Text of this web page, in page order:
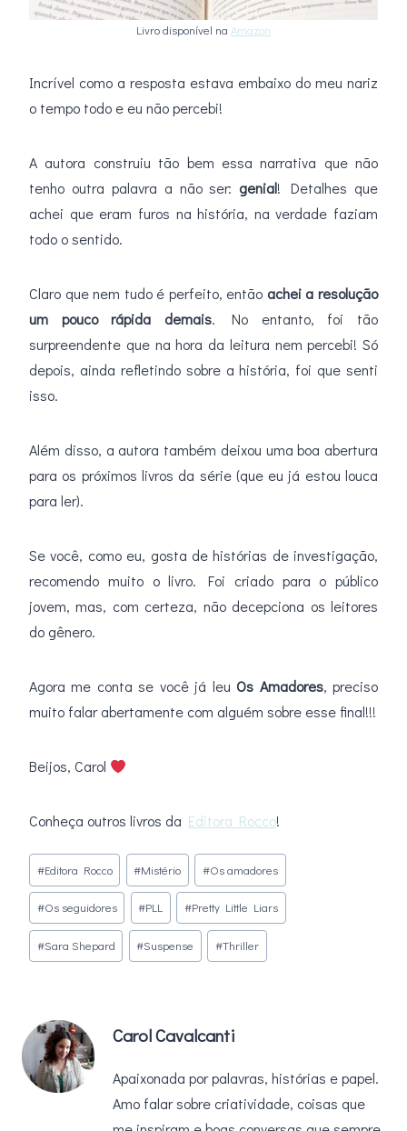
Livro disponível na Amazon
Incrível como a resposta estava embaixo do meu nariz
o tempo todo e eu não percebi!
A autora construiu tão bem essa narrativa que não
tenho outra palavra a não ser: genial! Detalhes que
achei que eram furos na história, na verdade faziam
todo o sentido.
Claro que nem tudo é perfeito, então achei a resolução
um pouco rápida demais. No entanto, foi tão
surpreendente que na hora da leitura nem percebi! Só
depois, ainda refletindo sobre a história, foi que senti
isso.
Além disso, a autora também deixou uma boa abertura
para os próximos livros da série (que eu já estou louca
para ler).
Se você, como eu, gosta de histórias de investigação,
recomendo muito o livro. Foi criado para o público
jovem, mas, com certeza, não decepciona os leitores
do gênero.
Agora me conta se você já leu Os Amadores, preciso
muito falar abertamente com alguém sobre esse final!!!
Beijos, Carol
Conheça outros livros da Editora Rocco!
Tags
do
Post:
#Editora Rocco #Mistério #Os amadores
#Os seguidores #PLL #Pretty Little Liars
#Sara Shepard #Suspense #Thriller
Carol Cavalcanti
Apaixonada por palavras, histórias e papel.
Amo falar sobre criatividade, coisas que